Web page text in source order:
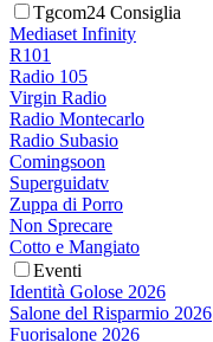
Tgcom24 Consiglia
Mediaset Infinity
R101
Radio 105
Virgin Radio
Radio Montecarlo
Radio Subasio
Comingsoon
Superguidatv
Zuppa di Porro
Non Sprecare
Cotto e Mangiato
Eventi
Identità Golose 2026
Salone del Risparmio 2026
Fuorisalone 2026